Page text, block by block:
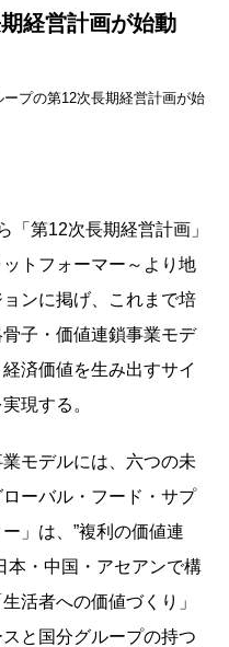
経営計画が始動
ープの第12次長期経営計画が始
第12次長期経営計画」
トフォーマー～より地
ンに掲げ、これまで培
子・価値連鎖事業モデ
済価値を生み出すサイ
現する。
モデルには、六つの未
ーバル・フード・サプ
」は、”複利の価値連
本・中国・アセアンで構
活者への価値づくり」
と国分グループの持つ